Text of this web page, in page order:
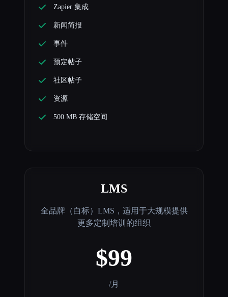
Zapier 集成
新闻简报
事件
预定帖子
社区帖子
资源
500 MB 存储空间
LMS
全品牌（白标）LMS，适用于大规模提供
更多定制培训的组织
$99
/月